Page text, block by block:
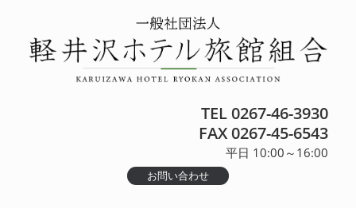
TEL0267-46-3930
FAX 0267-45-6543
平日 10:00～16:00
お問い合わせ